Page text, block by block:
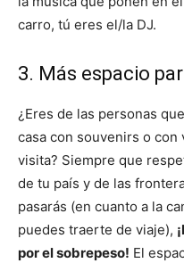
carro, tú eres el/la DJ.
3. Más espacio
¿Eres de las personas
casa con souvenirs o
visita? Siempre que
de tu país y de las
pasarás (en cuanto a la
puedes traerte de viaje),
por el sobrepeso! El